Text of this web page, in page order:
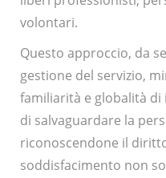
volontari.
Questo approccio, da
gestione del servizio,
familiarità e globalità
di salvaguardare la
riconoscendone il
soddisfacimento non